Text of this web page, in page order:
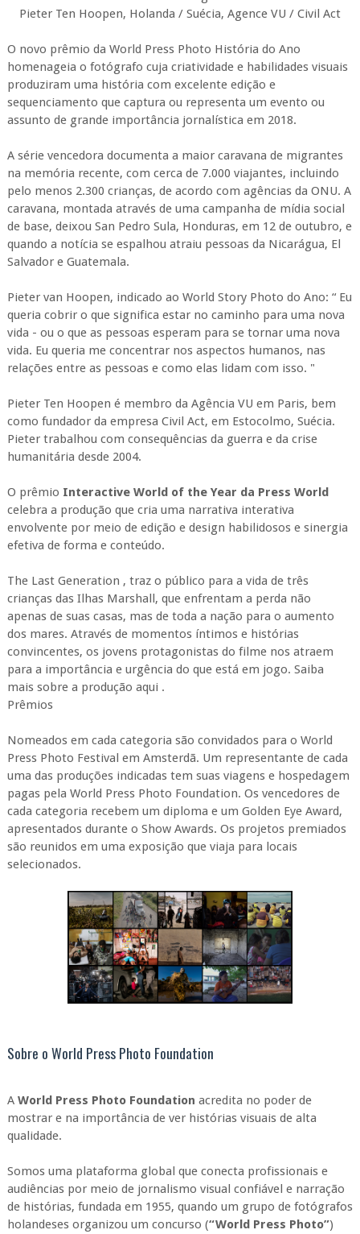
Pieter Ten Hoopen, Holanda / Suécia, Agence VU / Civil Act
O novo prêmio da World Press Photo História do Ano
homenageia o fotógrafo cuja criatividade e habilidades visuais
produziram uma história com excelente edição e
sequenciamento que captura ou representa um evento ou
assunto de grande importância jornalística em 2018.
A série vencedora documenta a maior caravana de migrantes
na memória recente, com cerca de 7.000 viajantes, incluindo
pelo menos 2.300 crianças, de acordo com agências da ONU. A
caravana, montada através de uma campanha de mídia social
de base, deixou San Pedro Sula, Honduras, em 12 de outubro, e
quando a notícia se espalhou atraiu pessoas da Nicarágua, El
Salvador e Guatemala.
Pieter van Hoopen, indicado ao World Story Photo do Ano: “ Eu
queria cobrir o que significa estar no caminho para uma nova
vida - ou o que as pessoas esperam para se tornar uma nova
vida. Eu queria me concentrar nos aspectos humanos, nas
relações entre as pessoas e como elas lidam com isso. "
Pieter Ten Hoopen é membro da Agência VU em Paris, bem
como fundador da empresa Civil Act, em Estocolmo, Suécia.
Pieter trabalhou com consequências da guerra e da crise
humanitária desde 2004.
O prêmio Interactive World of the Year da Press World
celebra a produção que cria uma narrativa interativa
envolvente por meio de edição e design habilidosos e sinergia
efetiva de forma e conteúdo.
The Last Generation , traz o público para a vida de três
crianças das Ilhas Marshall, que enfrentam a perda não
apenas de suas casas, mas de toda a nação para o aumento
dos mares. Através de momentos íntimos e histórias
convincentes, os jovens protagonistas do filme nos atraem
para a importância e urgência do que está em jogo. Saiba
mais sobre a produção aqui .
Prêmios
Nomeados em cada categoria são convidados para o World
Press Photo Festival em Amsterdã. Um representante de cada
uma das produções indicadas tem suas viagens e hospedagem
pagas pela World Press Photo Foundation. Os vencedores de
cada categoria recebem um diploma e um Golden Eye Award,
apresentados durante o Show Awards. Os projetos premiados
são reunidos em uma exposição que viaja para locais
selecionados.
Sobre o World Press Photo Foundation
A World Press Photo Foundation acredita no poder de
mostrar e na importância de ver histórias visuais de alta
qualidade.
Somos uma plataforma global que conecta profissionais e
audiências por meio de jornalismo visual confiável e narração
de histórias, fundada em 1955, quando um grupo de fotógrafos
holandeses organizou um concurso (“World Press Photo”)